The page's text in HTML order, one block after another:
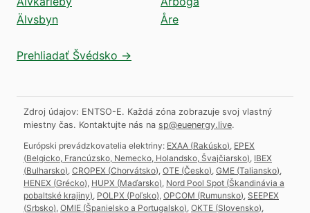
Älvsbyn
Åre
Prehliadať Švédsko →
Zdroj údajov: ENTSO-E. Každá zóna zobrazuje svoj vlastný
miestny čas. Kontaktujte nás na sp@euenergy.live.
Európski prevádzkovatelia elektriny: EXAA (Rakúsko) EPEX
(Belgicko, Francúzsko, Nemecko, Holandsko, Švajčiarsko) IBEX
(Bulharsko) CROPEX (Chorvátsko) OTE (Česko) GME (Taliansko)
HENEX (Grécko) HUPX (Maďarsko) Nord Pool Spot (Škandinávia a
pobaltské krajiny) POLPX (Poľsko) OPCOM (Rumunsko) SEEPEX
(Srbsko) OMIE (Španielsko a Portugalsko) OKTE (Slovensko)